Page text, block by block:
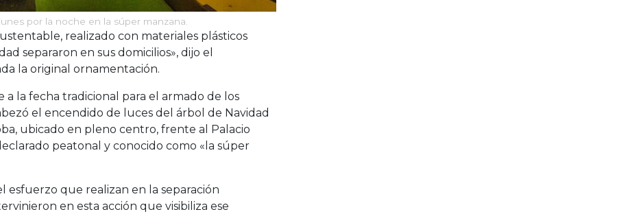
por la noche en la súper manzana.
realizado con materiales plásticos
separaron en sus domicilios», dijo el
la original ornamentación.
la fecha tradicional para el armado de los
el encendido de luces del árbol de Navidad
ubicado en pleno centro, frente al Palacio
peatonal y conocido como «la súper
esfuerzo que realizan en la separación
en esta acción que visibiliza ese